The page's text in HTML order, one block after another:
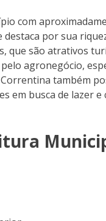
com
destaca por sua
que são atrativos
agronegócio,
também
em busca de lazer e